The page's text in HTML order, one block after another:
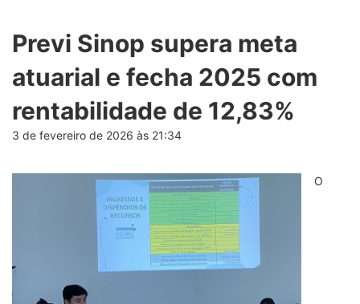
Previ Sinop supera meta
atuarial e fecha 2025 com
rentabilidade de 12,83%
3 de fevereiro de 2026 às 21:34
O